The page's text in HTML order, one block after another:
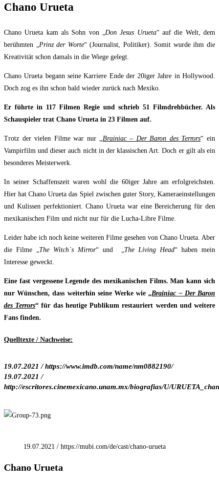
Chano Urueta
Chano Urueta kam als Sohn von „ Don Jesus Urueta“ auf die Welt, dem
berühmten „ Prinz der Worte“ (Journalist, Politiker). Somit wurde ihm die
Kreativität schon damals in die Wiege gelegt.
Chano Urueta begann seine Karriere Ende der 20iger Jahre in Hollywood.
Doch zog es ihn schon bald wieder zurück nach Mexiko.
Er führte in 117 Filmen Regie und schrieb 51 Filmdrehbücher. Als
Schauspieler trat Chano Urueta in 23 Filmen auf.
Trotz der vielen Filme war nur „ Brainiac – Der Baron desTerrors“ ein
Vampirfilm und dieser auch nicht in der klassischen Art. Doch er gilt als ein
besonderes Meisterwerk.
In seiner Schaffenszeit waren wohl die 60iger Jahre am erfolgreichsten.
Hier hat Chano Urueta das Spiel zwischen guter Story, Kameraeinstellungen
und Kulissen perfektioniert. Chano Urueta war eine Bereicherung für den
mexikanischen Film und nicht nur für die Lucha-Libre Filme.
Leider habe ich noch keine weiteren Filme gesehen von Chano Urueta. Aber
die Filme „ The Witch`s Mirror“ und „ The Living Head“ haben mein
Interesse geweckt.
Eine fast vergessene Legende des mexikanischen Films. Man kann sich
nur Wünschen, dass weiterhin seine Werke wie „Brainiac – Der Baron
des Terrors“ für das heutige Publikum restauriert werden und weitere
Fans finden.
Quelltexte / Nachweise:
19.07.2021 / https://www.imdb.com/name/nm0882190/
19.07.2021 /
http://escritores.cinemexicano.unam.mx/biografias/U/
19.07.2021 / https://mubi.com/de/cast/chano-urueta
Chano Urueta